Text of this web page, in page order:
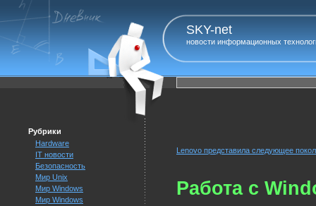
SKY-net
новости информационных
Рубрики
Hardware
IT новости
Безопасность
Мир Unix
Мир Windows
Мир Windows
Lenovo представила следующее
Работа с